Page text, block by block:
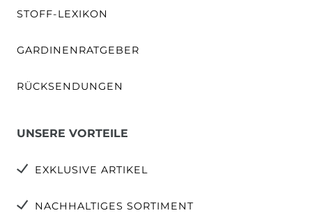
STOFF-LEXIKON
GARDINENRATGEBER
RÜCKSENDUNGEN
UNSERE VORTEILE
EXKLUSIVE ARTIKEL
NACHHALTIGES SORTIMENT